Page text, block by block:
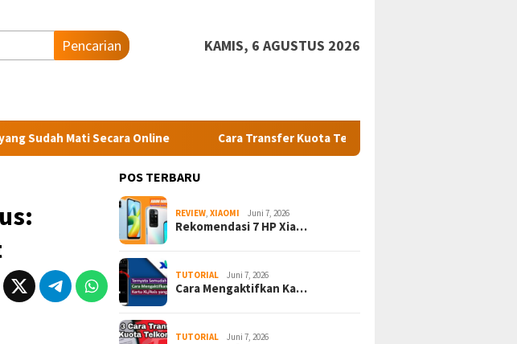
Pencarian KAMIS, 6 AGUSTUS 2026
Secara Online Cara Transfer Kuota Telkomsel Lebih Dari 1 GB Gratis
POS TERBARU
REVIEW,XIAOMI Juni 7, 2026
Rekomendasi 7 HP Xia…
TUTORIAL Juni 7, 2026
Cara Mengaktifkan Ka…
TUTORIAL Juni 7, 2026